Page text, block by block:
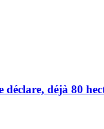
déclare, déjà 80